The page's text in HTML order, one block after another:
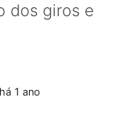
dos giros e
1 ano